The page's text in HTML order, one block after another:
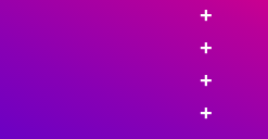
+
+
+
+